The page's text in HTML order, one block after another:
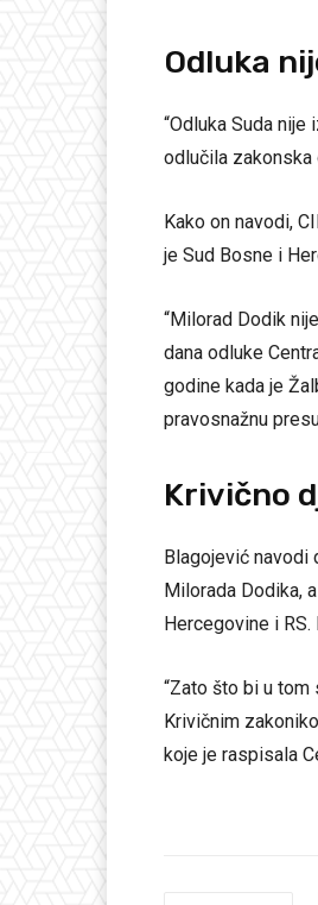
Odluka
“Odluka Suda
odlučila zakonska
Kako on navodi,
je Sud Bosne i
“Milorad Dodik
dana odluke
godine kada je
pravosnažnu
Krivično
Blagojević navodi
Milorada Dodika,
Hercegovine i
“Zato što bi u
Krivičnim
koje je raspisala